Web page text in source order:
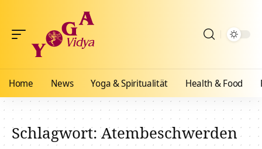
Home News Yoga & Spiritualität Health & Food
Schlagwort:Atembeschwerden